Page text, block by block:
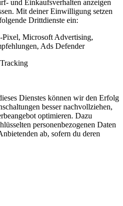
und Einkaufsverhalten anzeigen
Mit deiner Einwilligung setzen
Drittdienste ein:
Microsoft Advertising,
Ads Defender
Dienstes können wir den Erfolg
besser nachvollziehen,
optimieren. Dazu
personenbezogenen Daten
ab, sofern du deren